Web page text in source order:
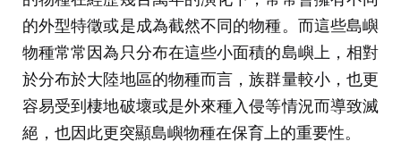
的外型特徵或是成為截然不同的物種。而這些島嶼
物種常常因為只分布在這些小面積的島嶼上，相對
於分布於大陸地區的物種而言，族群量較小，也更
容易受到棲地破壞或是外來種入侵等情況而導致滅
絕，也因此更突顯島嶼物種在保育上的重要性。